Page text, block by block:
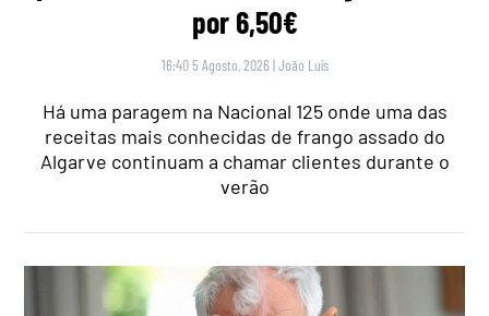
por 6,50€
16:40 5 Agosto, 2026 |João Luís
Há uma paragem na Nacional 125 onde uma das
receitas mais conhecidas de frango assado do
Algarve continuam a chamar clientes durante o
verão